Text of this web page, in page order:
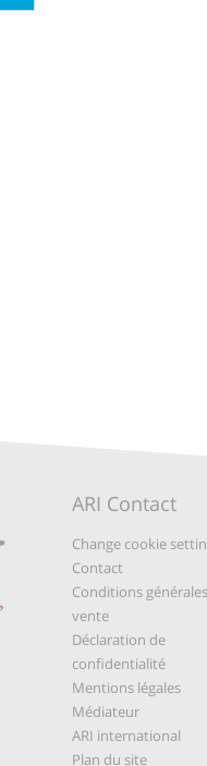
ARI Contact
Change cookie
Contact
Conditions
vente
Déclaration de
confidentialité
Mentions légales
Médiateur
ARI international
Plan du site